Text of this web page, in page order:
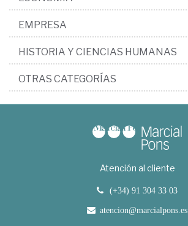
EMPRESA
HISTORIA Y CIENCIAS HUMANAS
OTRAS CATEGORÍAS
Atención al cliente
(+34) 91 304 33 03
atencion@marcialpons.es